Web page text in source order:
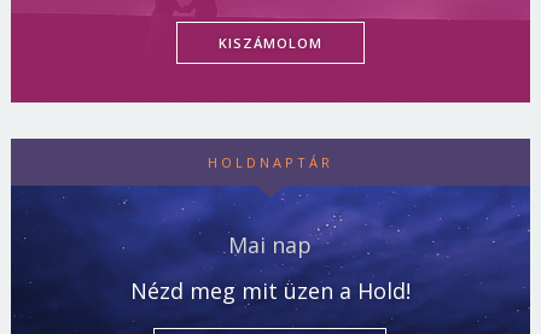
KISZÁMOLOM
HOLDNAPTÁR
Mai nap
Nézd meg mit üzen a Hold!